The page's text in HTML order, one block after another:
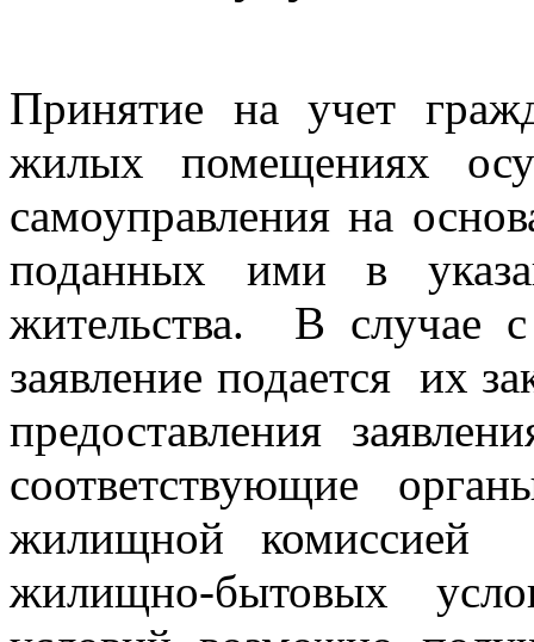
Принятие на учет
жилых помещениях
самоуправления на
поданных ими в
жительства. В случае
заявление подается их
предоставления
соответствующие
жилищной комиссией
жилищно-бытовых